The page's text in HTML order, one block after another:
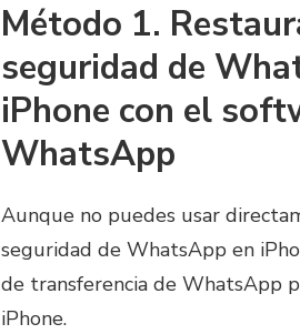
Método 1.
seguridad de
iPhone con el
WhatsApp
Aunque no puedes usar
seguridad de WhatsApp en
de transferencia de WhatsApp
iPhone.